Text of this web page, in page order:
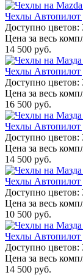
Чехлы Автопилот
Доступно цветов:
Цена за весь
14 500 руб.
Чехлы Автопилот
Доступно цветов:
Цена за весь
16 500 руб.
Чехлы Автопилот
Доступно цветов:
Цена за весь
14 500 руб.
Чехлы Автопилот
Доступно цветов:
Цена за весь
10 500 руб.
Чехлы Автопилот
Доступно цветов:
Цена за весь
14 500 руб.